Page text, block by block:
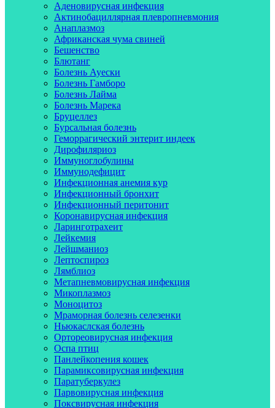
Аденовирусная инфекция
Актинобациллярная плевропневмония
Анаплазмоз
Африканская чума свиней
Бешенство
Блютанг
Болезнь Ауески
Болезнь Гамборо
Болезнь Лайма
Болезнь Марека
Бруцеллез
Бурсальная болезнь
Геморрагический энтерит индеек
Дирофиляриоз
Иммуноглобулины
Иммунодефицит
Инфекционная анемия кур
Инфекционный бронхит
Инфекционный перитонит
Коронавирусная инфекция
Ларинготрахеит
Лейкемия
Лейшманиоз
Лептоспироз
Лямблиоз
Метапневмовирусная инфекция
Микоплазмоз
Моноцитоз
Мраморная болезнь селезенки
Ньюкаслская болезнь
Ортореовирусная инфекция
Оспа птиц
Панлейкопения кошек
Парамиксовирусная инфекция
Паратуберкулез
Парвовирусная инфекция
Поксвирусная инфекция